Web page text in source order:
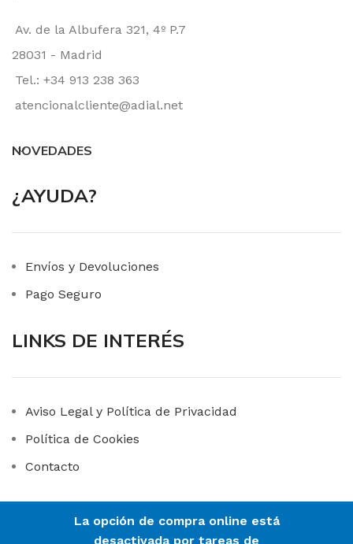
La opción de compra online está
desactivada por tareas de
Av. de la Albufera 321, 4º P.7
28031 - Madrid
Tel.: +34 913 238 363
atencionalcliente@adial.net
NOVEDADES
¿AYUDA?
Envíos y Devoluciones
Pago Seguro
LINKS DE INTERÉS
Aviso Legal y Política de Privacidad
Política de Cookies
Contacto
ADIAL HIGIENE 2023 CREADO POR 102WEB. PREMIUM ONLINE
SOLUTIONS.